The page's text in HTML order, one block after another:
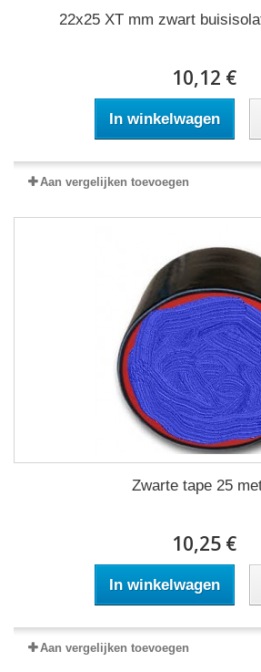
22x25 XT mm zwart
10,12 €
In winkelwagen
Aan vergelijken toevoegen
Zwarte tape 25
10,25 €
In winkelwagen
Aan vergelijken toevoegen